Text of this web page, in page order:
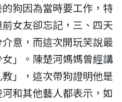
狗因為當時要工作，特
女友卻忘記，三、四天
意，而這次開玩笑說最
」。陳楚河媽媽曾經講
」，這次帶狗證明他是
河和其他藝人都表示，如